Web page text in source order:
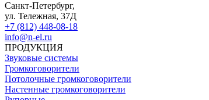
Санкт-Петербург,
ул. Тележная, 37Д
+7 (812) 448-08-18
info@n-el.ru
ПРОДУКЦИЯ
Звуковые системы
Громкоговорители
Потолочные громкоговорители
Настенные громкоговорители